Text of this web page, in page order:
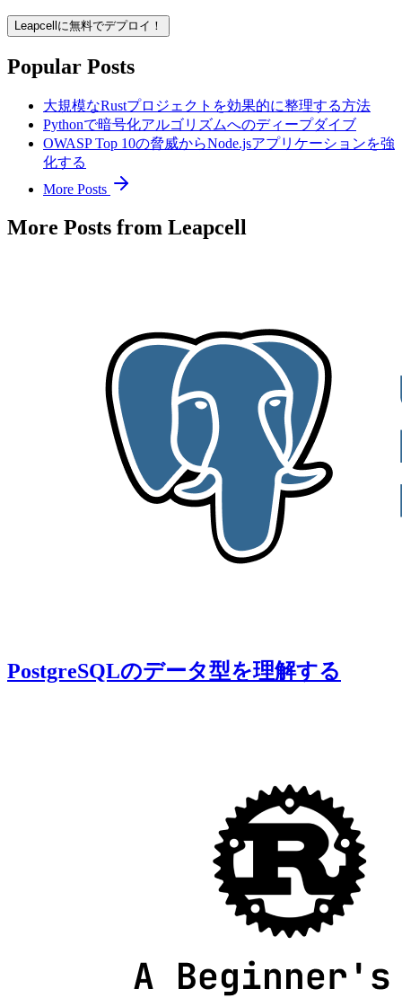
Leapcellに無料でデプロイ！
Popular Posts
大規模なRustプロジェクトを効果的に整理する方法
Pythonで暗号化アルゴリズムへのディープダイブ
OWASP Top 10の脅威からNode.jsアプリケーションを強
化する
More Posts
More Posts from Leapcell
PostgreSQLのデータ型を理解する